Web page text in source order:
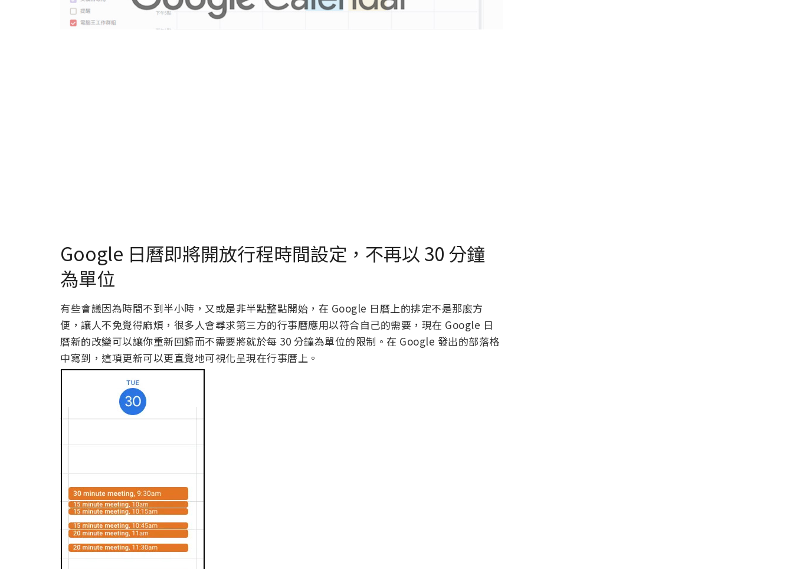
Google 日曆即將開放行程時間設定，不再以 30 分鐘
為單位
有些會議因為時間不到半小時，又或是非半點整點開始，在 Google 日曆上的排定不是那麼方
便，讓人不免覺得麻煩，很多人會尋求第三方的行事曆應用以符合自己的需要，現在 Google 日
曆新的改變可以讓你重新回歸而不需要將就於每 30 分鐘為單位的限制。在 Google 發出的部落格
中寫到，這項更新可以更直覺地可視化呈現在行事曆上。